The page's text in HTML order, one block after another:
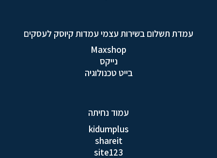
עמדת תשלום בשירות עצמי עמדות קיוסק לעסקים
Maxshop
נייקס
בייט טכנולוגיה
עמוד נחיתה
kidumplus
shareit
site123